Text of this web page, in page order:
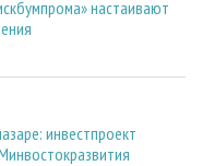
настаивают
инвестпроект